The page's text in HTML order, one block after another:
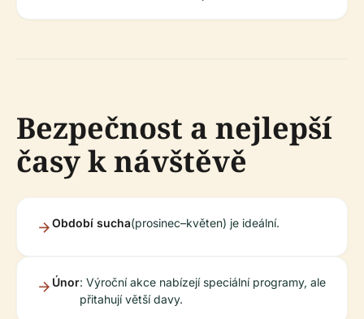
Bezpečnost a nejlepší
časy k návštěvě
Období sucha(prosinec–květen) je ideální.
Únor: Výroční akce nabízejí speciální programy, ale
přitahují větší davy.